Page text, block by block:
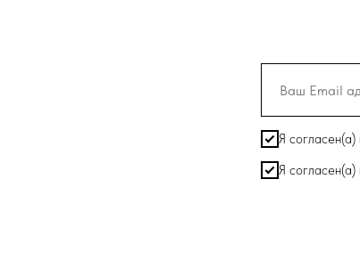
Я согласен(а)
Я